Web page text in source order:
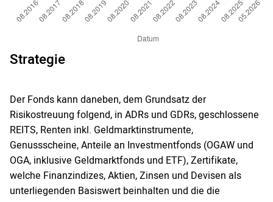
Strategie
Der Fonds kann daneben, dem Grundsatz der
Risikostreuung folgend, in ADRs und GDRs, geschlossene
REITS, Renten inkl. Geldmarktinstrumente,
Genussscheine, Anteile an Investmentfonds (OGAW und
OGA, inklusive Geldmarktfonds und ETF), Zertifikate,
welche Finanzindizes, Aktien, Zinsen und Devisen als
unterliegenden Basiswert beinhalten und die die